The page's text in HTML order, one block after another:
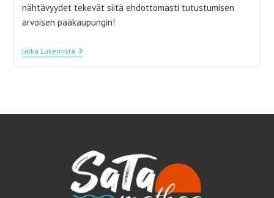
nähtävyydet tekevät siitä ehdottomasti tutustumisen
arvoisen pääkaupungin!
Jatka LukemistaLjubljana
–